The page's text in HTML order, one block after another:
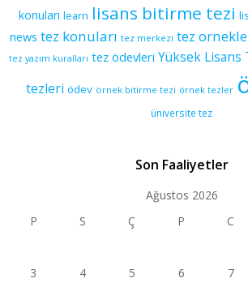
konuları learn lisans bitirme tezi
news tez konuları tez merkezi tez
tez yazım kuralları tez ödevleri Yüksek Lisans
tezleri ödev örnek bitirme tezi örnek tezler
üniversite tez
Son Faaliyetler
Ağustos 2026
P
S Ç P C
3
4 5 6 7